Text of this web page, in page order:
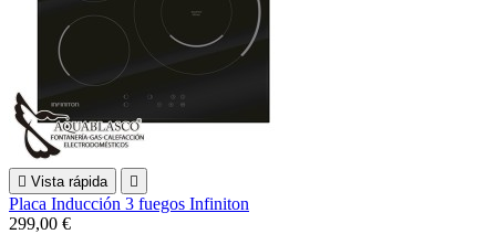
 Vista rápida 
Placa Inducción 3 fuegos Infiniton
299,00 €